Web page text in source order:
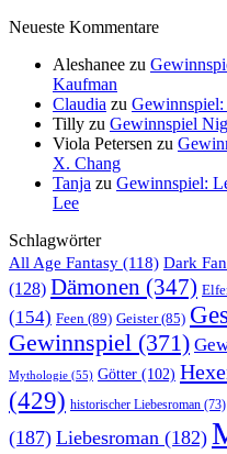
Neueste Kommentare
Aleshanee zu
Kaufman
Claudia zu Gewinnspiel:
Tilly zu Gewinnspiel
Viola Petersen zu
X. Chang
Tanja zu Gewinnspiel:
Lee
Schlagwörter
All Age Fantasy (118) Dark
(128) Dämonen (347)
(154) Feen (89) Geister(85)
Gewinnspiel (371)
Mythologie (55) Götter (102)
(429) historischer Liebesroman (73)
(187) Liebesroman (182)